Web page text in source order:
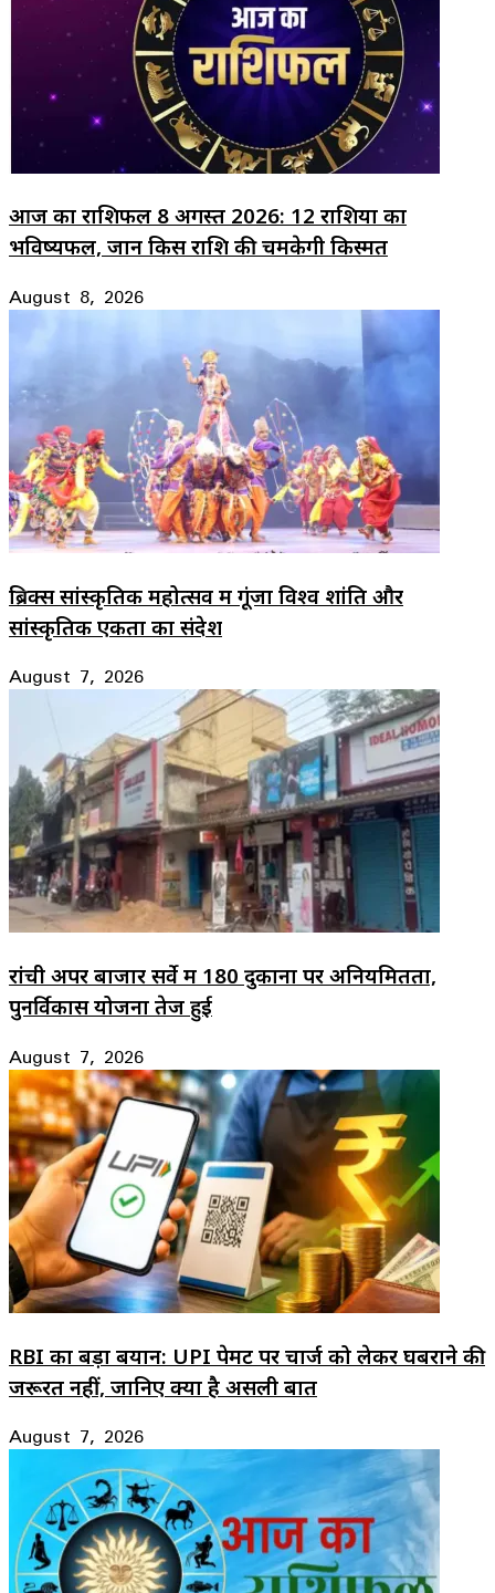
आज का राशिफल 8 अगस्त 2026: 12 राशियों का
भविष्यफल, जानें किस राशि की चमकेगी किस्मत
August 8, 2026
ब्रिक्स सांस्कृतिक महोत्सव में गूंजा विश्व शांति और
सांस्कृतिक एकता का संदेश
August 7, 2026
रांची अपर बाजार सर्वे में 180 दुकानों पर अनियमितता,
पुनर्विकास योजना तेज हुई
August 7, 2026
RBI का बड़ा बयान: UPI पेमेंट पर चार्ज को लेकर घबराने की
जरूरत नहीं, जानिए क्या है असली बात
August 7, 2026